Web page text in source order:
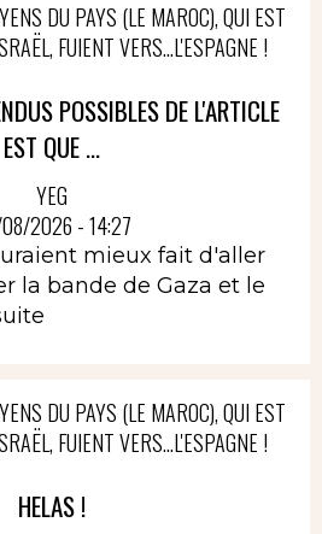
DU PAYS (LE MAROC), QUI EST
FUIENT VERS...L'ESPAGNE !
POSSIBLES DE L'ARTICLE
EST QUE ...
YEG
2026 - 14:27
mieux fait d'aller
la bande de Gaza et le
DU PAYS (LE MAROC), QUI EST
FUIENT VERS...L'ESPAGNE !
HELAS !